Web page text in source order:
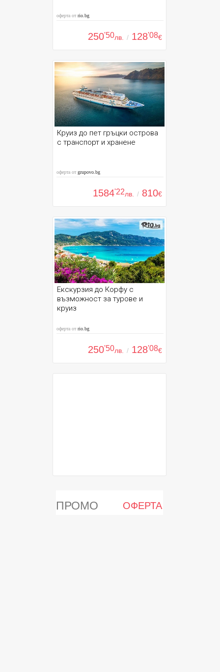
оферта отrio.bg
250'50лв. / 128'08€
Круиз до пет гръцки острова
с транспорт и хранене
оферта отgrupovo.bg
1584'22лв. / 810€
Екскурзия до Корфу с
възможност за турове и
круиз
оферта отrio.bg
250'50лв. / 128'08€
ПРОМО ОФЕРТА